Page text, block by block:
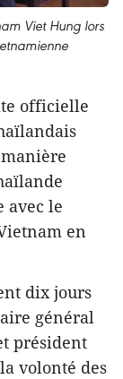
Viet Hung lors
officielle
avec le
en
dix jours
général
président
volonté des